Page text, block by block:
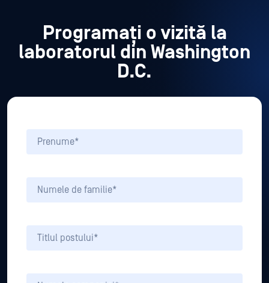
Programați o vizită la
laboratorul din Washington
D.C.